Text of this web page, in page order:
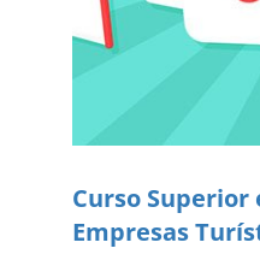
Curso Superior
Empresas